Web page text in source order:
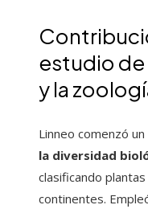
estudio de
y la
Linneo comenzó un
la diversidad
clasificando
continentes.